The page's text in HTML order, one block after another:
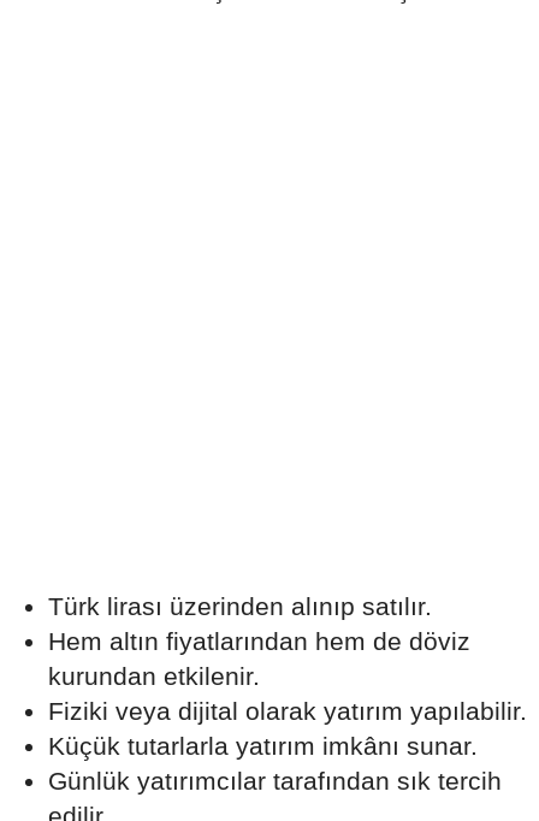
Türk lirası üzerinden alınıp satılır.
Hem altın fiyatlarından hem de döviz
kurundan etkilenir.
Fiziki veya dijital olarak yatırım yapılabilir.
Küçük tutarlarla yatırım imkânı sunar.
Günlük yatırımcılar tarafından sık tercih